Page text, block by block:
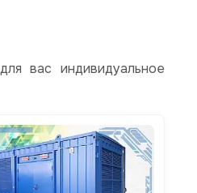
вас индивидуальное